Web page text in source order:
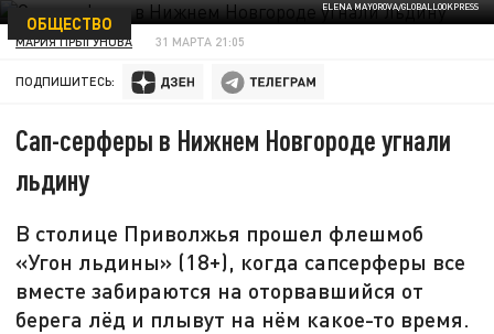
ELENA MAYOROVA/GLOBALLOOKPRESS
ОБЩЕСТВО
МАРИЯ ПРЫГУНОВА 31 МАРТА 21:05
ПОДПИШИТЕСЬ:
Сап-серферы в Нижнем Новгороде угнали
льдину
В столице Приволжья прошел флешмоб
«Угон льдины» (18+), когда сапсерферы все
вместе забираются на оторвавшийся от
берега лёд и плывут на нём какое-то время.